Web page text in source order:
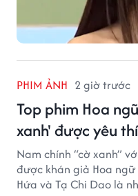
PHIM ẢNH 2 giờ trước
Top phim Hoa
xanh' được yêu
Nam chính “cờ xanh”
được khán giả Hoa
Hứa và Tạ Chi Dao là